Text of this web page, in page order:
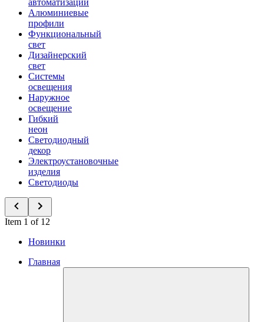
автоматизации
Алюминиевые
профили
Функциональный
свет
Дизайнерский
свет
Системы
освещения
Наружное
освещение
Гибкий
неон
Светодиодный
декор
Электроустановочные
изделия
Светодиоды
Item 1 of 12
Новинки
Главная